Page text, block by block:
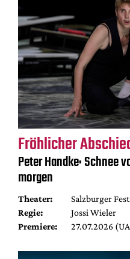
Fröhlicher
Peter Handke: Schnee
morgen
Theater:
Salzburger
Regie:
Jossi Wieler
Premiere:
27.07.2026